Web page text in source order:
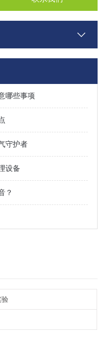
哪些事项
守护者
设备
？
验